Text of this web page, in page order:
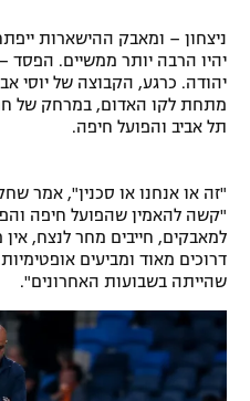
מדיניות פרטיות
רשיון להקרנה פומבית לבית
הצטרפות לחבילת הערוצים
תגיות
אומנויות לחימה
גיימינג E-Sports
ניצחון – ומאבק ההישארות
יהיו הרבה יותר ממשיים. הפסד –
מתחת לקו האדום, במרחק של
תל אביב והפועל חיפה.
"זה או אנחנו או סכנין", אמר
"קשה להאמין שהפועל חיפה
למאבקים, חייבים מחר לנצח,
דרוכים מאוד ומביעים
שהייתה בשבועות האחרונים".